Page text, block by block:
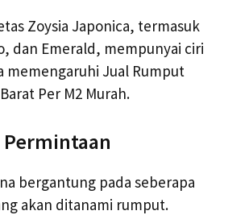
Zoysia Japonica, termasuk
dan Emerald, mempunyai ciri
memengaruhi Jual Rumput
Per M2 Murah.
Permintaan
bergantung pada seberapa
akan ditanami rumput.